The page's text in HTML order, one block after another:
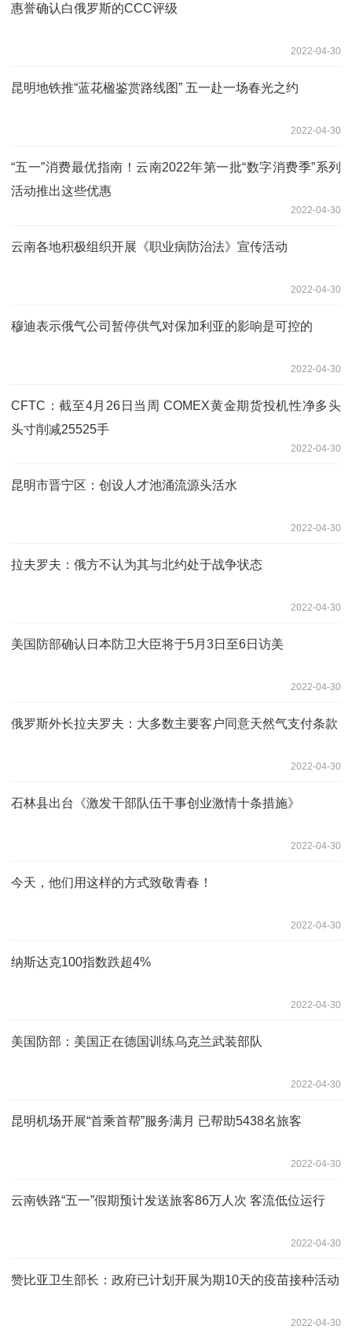
惠誉确认白俄罗斯的CCC评级
2022-04-30
昆明地铁推“蓝花楹鉴赏路线图” 五一赴一场春光之约
2022-04-30
“五一”消费最优指南！云南2022年第一批“数字消费季”系列
活动推出这些优惠
2022-04-30
云南各地积极组织开展《职业病防治法》宣传活动
2022-04-30
穆迪表示俄气公司暂停供气对保加利亚的影响是可控的
2022-04-30
CFTC：截至4月26日当周 COMEX黄金期货投机性净多头
头寸削减25525手
2022-04-30
昆明市晋宁区：创设人才池涌流源头活水
2022-04-30
拉夫罗夫：俄方不认为其与北约处于战争状态
2022-04-30
美国防部确认日本防卫大臣将于5月3日至6日访美
2022-04-30
俄罗斯外长拉夫罗夫：大多数主要客户同意天然气支付条款
2022-04-30
石林县出台《激发干部队伍干事创业激情十条措施》
2022-04-30
今天，他们用这样的方式致敬青春！
2022-04-30
纳斯达克100指数跌超4%
2022-04-30
美国防部：美国正在德国训练乌克兰武装部队
2022-04-30
昆明机场开展“首乘首帮”服务满月 已帮助5438名旅客
2022-04-30
云南铁路“五一”假期预计发送旅客86万人次 客流低位运行
2022-04-30
赞比亚卫生部长：政府已计划开展为期10天的疫苗接种活动
2022-04-30